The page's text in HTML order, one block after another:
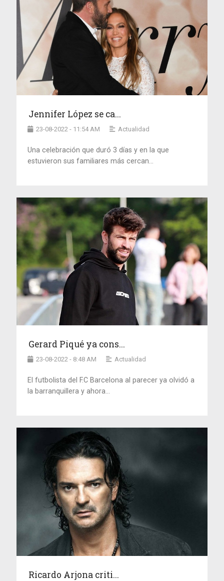
Jennifer López se ca...
23-08-2022 - 11:54 AM Actualidad
Una celebración que duró 3 días y en la que
estuvieron sus familiares más cercan...
Gerard Piqué ya cons...
23-08-2022 - 8:48 AM Actualidad
El futbolista del F.C Barcelona al parecer ya olvidó a
la barranquillera y ahora...
Ricardo Arjona criti...